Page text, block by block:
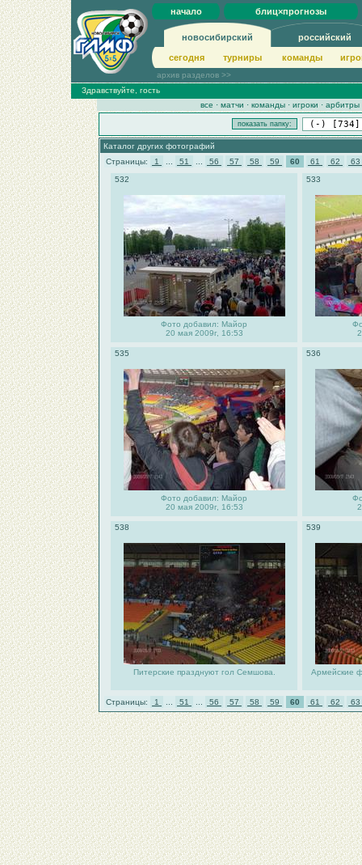
начало блиц×прогнозы
новосибирский российский
сегодня турниры команды
архив разделов >>
Здравствуйте, гость
все · матчи · команды· игроки · арбитры
Каталог других фотографий
Страницы:
1 51 56 57 58 59 60 61 62
63
532
Фото добавил: Майор
20 мая 2009г, 16:53
533
535
Фото добавил: Майор
20 мая 2009г, 16:53
536
538
Питерские празднуют гол Семшова.
539
Армейские
Страницы: 1 51 56 57 58 59 60 61 62 63